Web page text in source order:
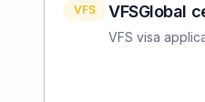
VFSGlobal
VFS visa
VFS